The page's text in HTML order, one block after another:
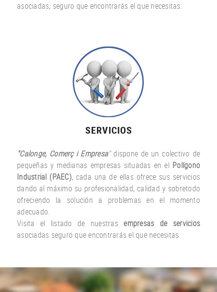
asociadas, seguro que encontrarás el que necesitas.
SERVICIOS
"Calonge, Comerç i Empresa"dispone de un colectivo de
pequeñas y medianas empresas situadas en el Polígono
Industrial (PAEC), cada una de ellas ofrece sus servicios
dando al máximo su profesionalidad, calidad y sobretodo
ofreciendo la solución a problemas en el momento
adecuado.
Visita el listado de nuestrasempresas de servicios
asociadas seguro que encontrarás el que necesitas.